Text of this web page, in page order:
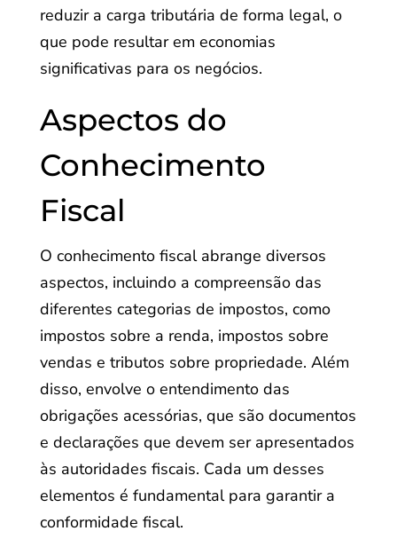
reduzir a carga tributária de forma legal, o
que pode resultar em economias
significativas para os negócios.
Aspectos do
Conhecimento
Fiscal
O conhecimento fiscal abrange diversos
aspectos, incluindo a compreensão das
diferentes categorias de impostos, como
impostos sobre a renda, impostos sobre
vendas e tributos sobre propriedade. Além
disso, envolve o entendimento das
obrigações acessórias, que são documentos
e declarações que devem ser apresentados
às autoridades fiscais. Cada um desses
elementos é fundamental para garantir a
conformidade fiscal.